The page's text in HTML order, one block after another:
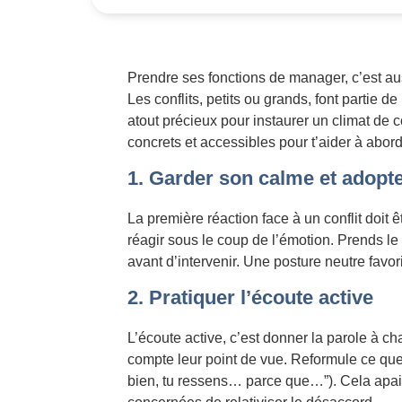
Prendre ses fonctions de manager, c’est
Les conflits, petits ou grands, font partie
atout précieux pour instaurer un climat de
concrets et accessibles pour t’aider à
1. Garder son calme et
La première réaction face à un conflit doit
réagir sous le coup de l’émotion. Prends
avant d’intervenir. Une posture neutre
2. Pratiquer l’écoute active
L’écoute active, c’est donner la parole à
compte leur point de vue. Reformule ce
bien, tu ressens… parce que…”). Cela